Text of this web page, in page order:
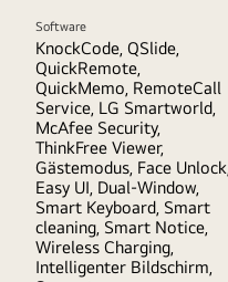
Software
KnockCode, QSlide,
QuickRemote,
QuickMemo, RemoteCall
Service, LG Smartworld,
McAfee Security,
ThinkFree Viewer,
Gästemodus, Face Unlock,
Easy UI, Dual-Window,
Smart Keyboard, Smart
cleaning, Smart Notice,
Wireless Charging,
Intelligenter Bildschirm,